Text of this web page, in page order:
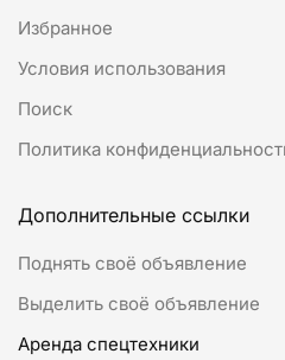
Избранное
Условия использования
Поиск
Политика
Дополнительные ссылки
Поднять своё объявление
Выделить своё объявление
Аренда спецтехники